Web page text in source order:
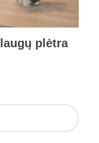
plėtra